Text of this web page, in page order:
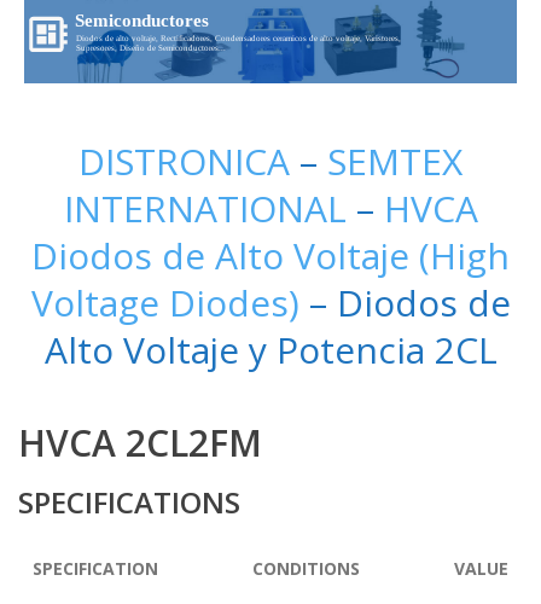
Semiconductores
Diodos de alto voltaje, Rectificadores, Condensadores ceramicos de alto voltaje, Varistores,
Supresores, Diseño de Semiconductores...
DISTRONICA – SEMTEX
INTERNATIONAL – HVCA
Diodos de Alto Voltaje (High
Voltage Diodes) – Diodos de
Alto Voltaje y Potencia 2CL
HVCA 2CL2FM
SPECIFICATIONS
SPECIFICATION CONDITIONS VALUE